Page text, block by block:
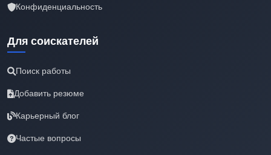
Конфиденциальность
Для соискателей
Поиск работы
Добавить резюме
Карьерный блог
Частые вопросы